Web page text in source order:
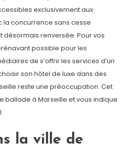
exclusivement aux
la concurrence sans cesse
renversée. Pour vos
possible pour les
de s’offrir les services d’un
son hôtel de luxe dans des
reste une préoccupation. Cet
ballade à Marseille et vous indique
la ville de